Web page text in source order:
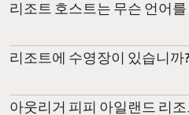
리조트 호스트는 무슨 언어
리조트에 수영장이 있습니까
아웃리거 피피 아일랜드 리